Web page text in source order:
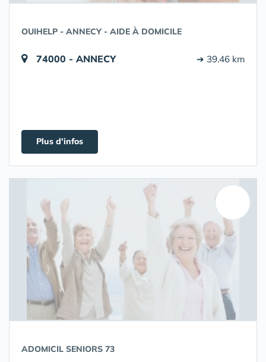
OUIHELP - ANNECY - AIDE À DOMICILE
74000 - ANNECY ➔ 39.46 km
Plus d'infos
ADOMICIL SENIORS 73